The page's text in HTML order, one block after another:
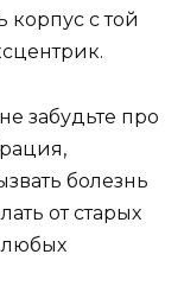
корпус с той
забудьте про
болезнь
от старых